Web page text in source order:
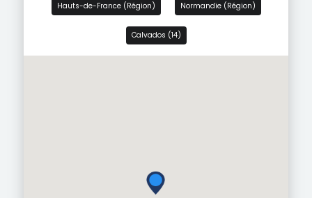
Hauts-de-France (Région) Normandie (Région)
Calvados (14)